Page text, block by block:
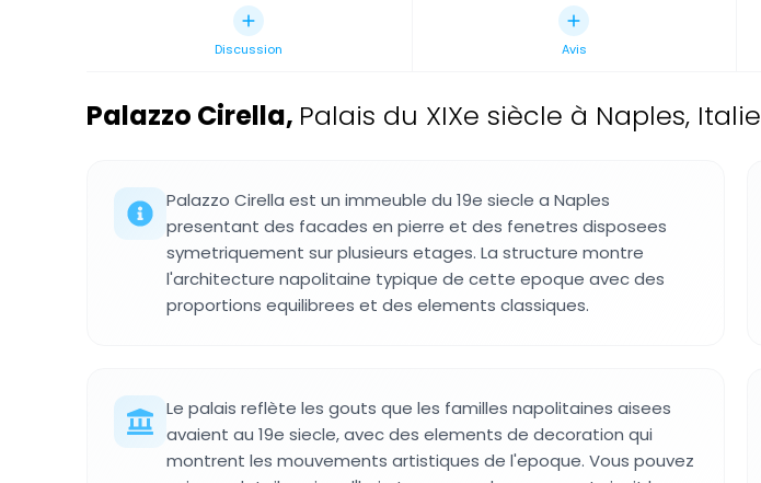
Discussion Avis
Palazzo Cirella, Palais du XIXe siècle à Naples, Italie
Palazzo Cirella est un immeuble du 19e siecle a Naples
presentant des facades en pierre et des fenetres disposees
symetriquement sur plusieurs etages. La structure montre
l'architecture napolitaine typique de cette epoque avec des
proportions equilibrees et des elements classiques.
Le palais reflète les gouts que les familles napolitaines aisees
avaient au 19e siecle, avec des elements de decoration qui
montrent les mouvements artistiques de l'epoque. Vous pouvez